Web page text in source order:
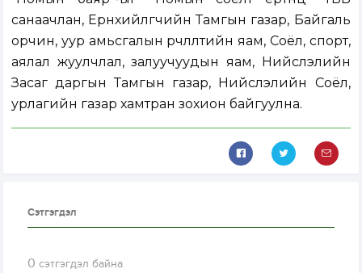
санаачлан, Ерөнхийлөгчийн Тамгын газар, Байгаль
орчин, уур амьсгалын өөрчлөлтийн яам, Соёл, спорт,
аялал жуулчлал, залуучуудын яам, Нийслэлийн
Засаг даргын Тамгын газар, Нийслэлийн Соёл,
урлагийн газар хамтран зохион байгуулна.
Сэтгэгдэл
0 сэтгэгдэл байна